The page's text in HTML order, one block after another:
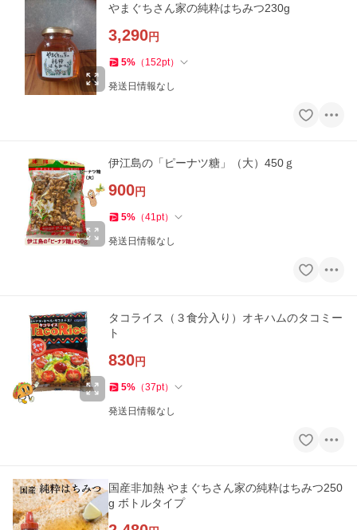
やまぐちさん家の純粋はちみつ230g
3,290円
5% （ 152pt）
発送日情報なし
伊江島の「ピーナツ糖」（大）450ｇ
900円
5% （41pt）
発送日情報なし
タコライス（３食分入り）オキハムのタコミー
ト
830円
5% （37pt）
発送日情報なし
国産非加熱 やまぐちさん家の純粋はちみつ250
g ボトルタイプ